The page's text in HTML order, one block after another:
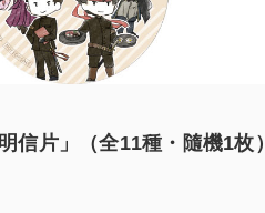
信片」（全11種・隨機1枚）